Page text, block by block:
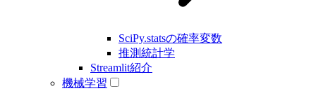
SciPy.statsの確率変数
推測統計学
Streamlit紹介
機械学習